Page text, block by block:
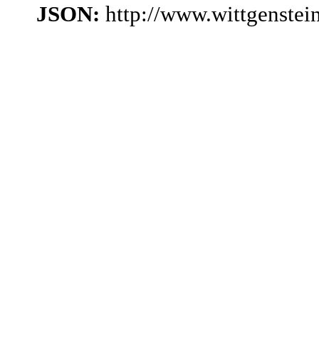
JSON: http://